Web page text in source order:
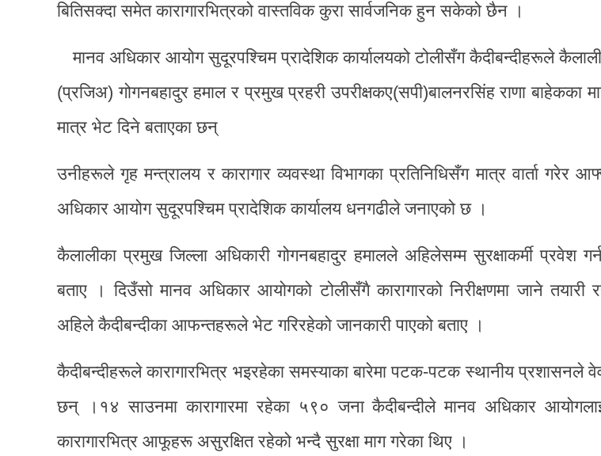
बितिसक्दा समेत कारागारभित्रको वास्तविक कुरा सार्वजनिक हुन सकेको छैन ।
मानव अधिकार आयोग सुदूरपश्चिम प्रादेशिक कार्यालयको टोलीसँग कैदीबन्दीहरूले
(प्रजिअ) गोगनबहादुर हमाल र प्रमुख प्रहरी उपरीक्षकए(सपी)बालनरसिंह राणा बाहेकका
मात्र भेट दिने बताएका छन्
उनीहरूले गृह मन्त्रालय र कारागार व्यवस्था विभागका प्रतिनिधिसँग मात्र वार्ता गरेर
अधिकार आयोग सुदूरपश्चिम प्रादेशिक कार्यालय धनगढीले जनाएको छ ।
कैलालीका प्रमुख जिल्ला अधिकारी गोगनबहादुर हमालले अहिलेसम्म सुरक्षाकर्मी प्रवेश
बताए । दिउँसो मानव अधिकार आयोगको टोलीसँगै कारागारको निरीक्षणमा जाने
अहिले कैदीबन्दीका आफन्तहरूले भेट गरिरहेको जानकारी पाएको बताए ।
कैदीबन्दीहरूले कारागारभित्र भइरहेका समस्याका बारेमा पटक-पटक स्थानीय प्रशासनले
छन् ।१४ साउनमा कारागारमा रहेका ५९० जना कैदीबन्दीले मानव अधिकार
कारागारभित्र आफूहरू असुरक्षित रहेको भन्दै सुरक्षा माग गरेका थिए ।